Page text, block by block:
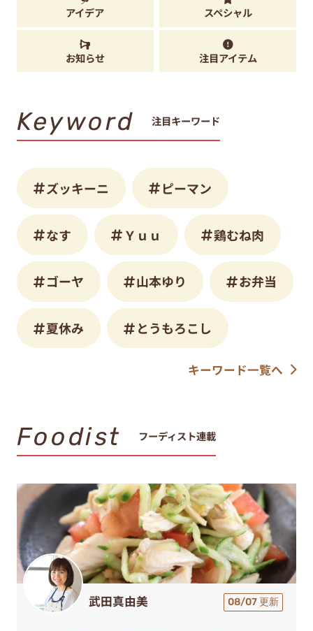
アイデア スペシャル
お知らせ 注目アイテム
Keyword 注目キーワード
ズッキーニ ピーマン
なす Ｙｕｕ 鶏むね肉
ゴーヤ 山本ゆり お弁当
夏休み とうもろこし
キーワード一覧へ
Foodist フーディスト連載
武田真由美 08/07 更新